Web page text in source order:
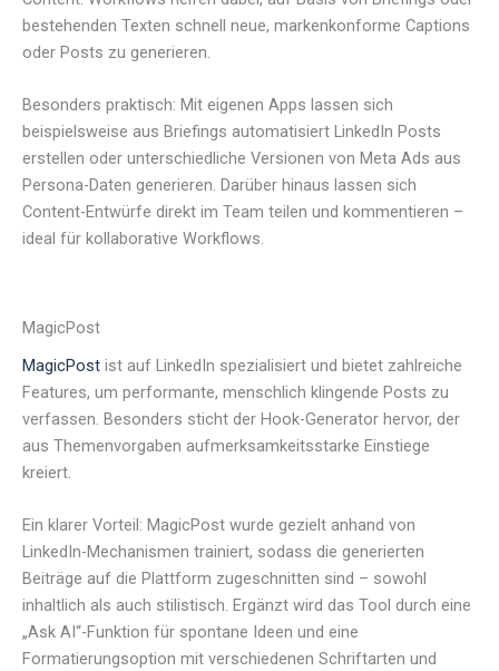
bestehenden Texten schnell neue, markenkonforme Captions
oder Posts zu generieren.
Besonders praktisch: Mit eigenen Apps lassen sich
beispielsweise aus Briefings automatisiert LinkedIn Posts
erstellen oder unterschiedliche Versionen von Meta Ads aus
Persona-Daten generieren. Darüber hinaus lassen sich
Content-Entwürfe direkt im Team teilen und kommentieren –
ideal für kollaborative Workflows.
MagicPost
MagicPost ist auf LinkedIn spezialisiert und bietet zahlreiche
Features, um performante, menschlich klingende Posts zu
verfassen. Besonders sticht der Hook-Generator hervor, der
aus Themenvorgaben aufmerksamkeitsstarke Einstiege
kreiert.
Ein klarer Vorteil: MagicPost wurde gezielt anhand von
LinkedIn-Mechanismen trainiert, sodass die generierten
Beiträge auf die Plattform zugeschnitten sind – sowohl
inhaltlich als auch stilistisch. Ergänzt wird das Tool durch eine
„Ask AI“-Funktion für spontane Ideen und eine
Formatierungsoption mit verschiedenen Schriftarten und